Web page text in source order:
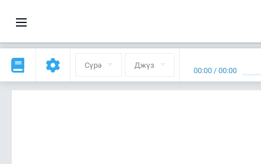
Сүрә Джүз 00:00 /00:00